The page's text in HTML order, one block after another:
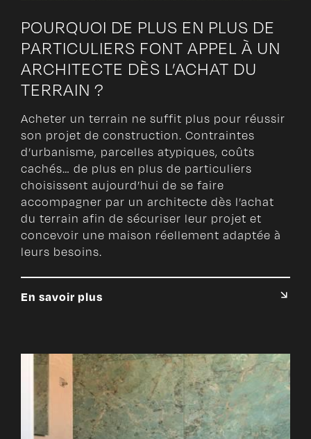
POURQUOI DE PLUS EN PLUS DE
PARTICULIERS FONT APPEL À UN
ARCHITECTE DÈS L’ACHAT DU
TERRAIN ?
Acheter un terrain ne suffit plus pour réussir
son projet de construction. Contraintes
d’urbanisme, parcelles atypiques, coûts
cachés… de plus en plus de particuliers
choisissent aujourd’hui de se faire
accompagner par un architecte dès l’achat
du terrain afin de sécuriser leur projet et
concevoir une maison réellement adaptée à
leurs besoins.
En savoir plus